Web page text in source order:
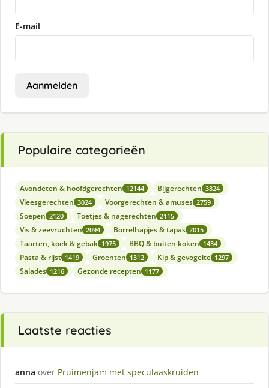
E-mail
Aanmelden
Populaire categorieën
Avondeten & hoofdgerechten 12144 Bijgerechten 3824
Vleesgerechten 3024 Voorgerechten & amuses 2759
Soepen 2120 Toetjes & nagerechten 2115
Vis & zeevruchten 2094 Borrelhapjes & tapas 2015
Taarten, koek & gebak 1975 BBQ & buiten koken 1434
Pasta & rijst 1419 Groenten 1312 Kip & gevogelte 1297
Salades 1216 Gezonde recepten 1177
Laatste reacties
anna over Pruimenjam met speculaaskruiden